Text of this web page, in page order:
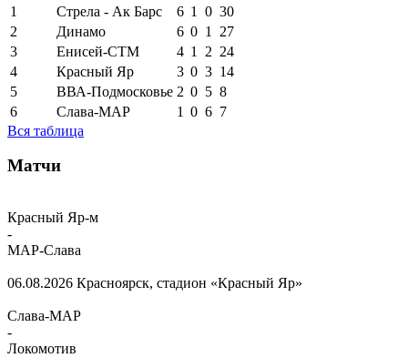
1
Стрела - Ак Барс 6 1 0 30
2
Динамо 6 0 1
27
3
Енисей-СТМ 4 1 2 24
4
Красный Яр 3 0 3 14
5
ВВА-Подмосковье 2 0 5 8
6
Слава-МАР 1 0 6 7
Вся таблица
Матчи
Красный Яр-м
-
МАР-Слава
06.08.2026 Красноярск, стадион «Красный Яр»
Слава-МАР
-
Локомотив